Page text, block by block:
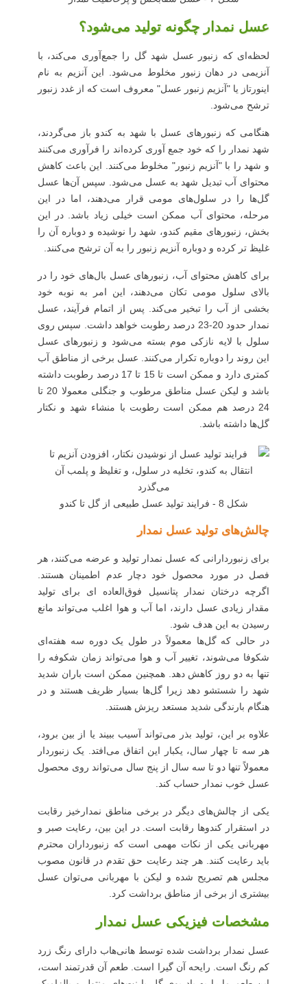
عسل نمدار چگونه تولید می‌شود؟
لحظه‌ای که زنبور عسل شهد گل را جمع‌آوری می‌کند، با
آنزیمی در دهان زنبور مخلوط می‌شود. این آنزیم به نام
اینورتاز یا "آنزیم زنبور عسل" معروف است که از غدد زنبور
ترشح می‌شود.
هنگامی که زنبورهای عسل با شهد به کندو باز می‌گردند،
شهد نمدار را که خود جمع آوری کرده‌اند را فرآوری می‌کنند
و شهد را با "آنزیم زنبور" مخلوط می‌کنند. این باعث کاهش
محتوای آب تبدیل شهد به عسل می‌شود. سپس آن‌ها عسل
گل‌ها را در سلول‌های مومی قرار می‌دهند، اما در این
مرحله، محتوای آب ممکن است خیلی زیاد باشد. در این
بخش، زنبورهای مقیم کندو، شهد را نوشیده و دوباره آن را
غلیظ تر کرده و دوباره آنزیم زنبور را به آن ترشح می‌کنند.
برای کاهش محتوای آب، زنبورهای عسل بال‌های خود را در
بالای سلول مومی تکان می‌دهند، این امر به نوبه خود
بخشی از آب را تبخیر می‌کند. پس از اتمام فرآیند، عسل
نمدار حدود 20-23 درصد رطوبت خواهد داشت. سپس روی
سلول با لایه نازکی موم بسته می‌شود و زنبورهای عسل
این روند را دوباره تکرار می‌کنند. عسل برخی از مناطق آب
کمتری دارد و ممکن است تا 15 تا 17 درصد رطوبت داشته
باشد و لیکن عسل مناطق مرطوب و جنگلی معمولا 20 تا
24 درصد هم ممکن است رطوبت با منشاء شهد و نکتار
گل‌ها داشته باشد.
شکل 8 - فرایند تولید عسل طبیعی از گل تا کندو
چالش‌های تولید عسل نمدار
برای زنبوردارانی که عسل نمدار تولید و عرضه می‌کنند، هر
فصل در مورد محصول خود دچار عدم اطمینان هستند.
اگرچه درختان نمدار پتانسیل فوق‌العاده ای برای تولید
مقدار زیادی عسل دارند، اما آب و هوا اغلب می‌تواند مانع
رسیدن به این هدف شود.
در حالی که گل‌ها معمولاً در طول یک دوره سه هفته‌ای
شکوفا می‌شوند، تغییر آب و هوا می‌تواند زمان شکوفه را
تنها به دو روز کاهش دهد. همچنین ممکن است باران شدید
شهد را شستشو دهد زیرا گل‌ها بسیار ظریف هستند و در
هنگام بارندگی شدید مستعد ریزش هستند.
علاوه بر این، تولید بذر می‌تواند آسیب ببیند یا از بین برود،
هر سه تا چهار سال، یکبار این اتفاق می‌افتد. یک زنبوردار
معمولاً تنها دو تا سه سال از پنج سال می‌تواند روی محصول
عسل خوب نمدار حساب کند.
یکی از چالش‌های دیگر در برخی مناطق نمدارخیز رقابت
در استقرار کندوها رقابت است. در این بین، رعایت صبر و
مهربانی یکی از نکات مهمی است که زنبورداران محترم
باید رعایت کنند. هر چند رعایت حق تقدم در قانون مصوب
مجلس هم تصریح شده و لیکن با مهربانی می‌توان عسل
بیشتری از برخی از مناطق برداشت کرد.
مشخصات فیزیکی عسل نمدار
عسل نمدار برداشت شده توسط هانی‌هاب دارای رنگ زرد
کم رنگ است. رایحه آن گیرا است. طعم آن قدرتمند است،